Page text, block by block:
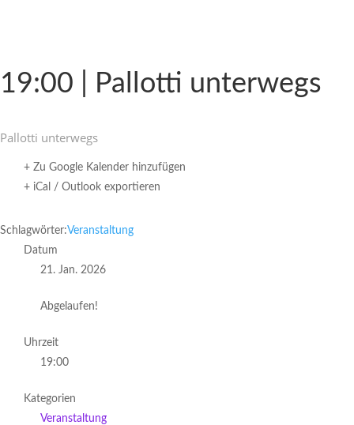
19:00 | Pallotti unterwegs
Pallotti unter­wegs
+ Zu Google Kalender hinzufügen
+ iCal / Outlook exportieren
Schlagwörter:Veranstaltung
Datum
21. Jan. 2026
Abgelaufen!
Uhrzeit
19:00
Kategorien
Veranstaltung